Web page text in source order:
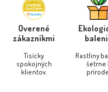
Overené
zákazníkmi
Tisícky
spokojných
klientov.
Rastliny
šetrne
prírode.